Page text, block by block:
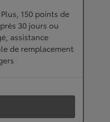
150 points de
30 jours ou
assistance
de remplacement